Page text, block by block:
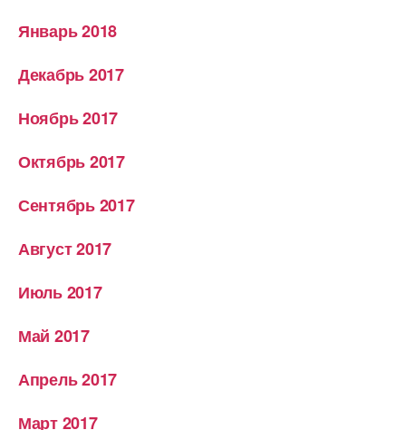
Январь 2018
Декабрь 2017
Ноябрь 2017
Октябрь 2017
Сентябрь 2017
Август 2017
Июль 2017
Май 2017
Апрель 2017
Март 2017